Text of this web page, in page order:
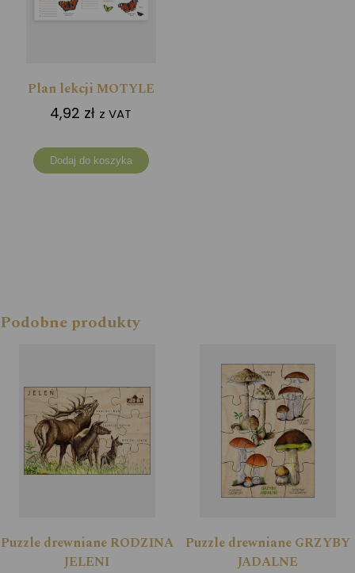
Plan lekcji MOTYLE
4,92 zł z VAT
Dodaj do koszyka
Podobne produkty
Puzzle drewniane RODZINA
JELENI
Puzzle drewniane GRZYBY
JADALNE